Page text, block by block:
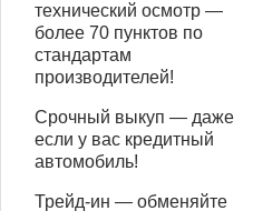
технический осмотр —
более 70 пунктов по
стандартам
производителей!
Срочный выкуп — даже
если у вас кредитный
автомобиль!
Трейд-ин — обменяйте